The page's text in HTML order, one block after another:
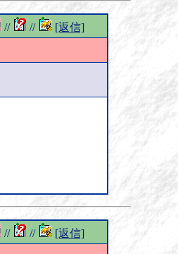
// // [返信]
// // [返信]